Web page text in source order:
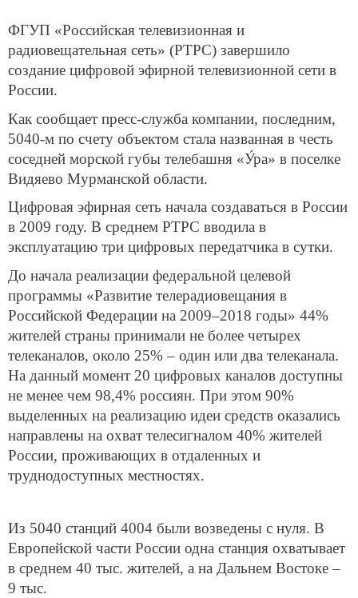
ФГУП «Российская телевизионная и
радиовещательная сеть» (РТРС) завершило
создание цифровой эфирной телевизионной сети в
России.
Как сообщает пресс-служба компании, последним,
5040-м по счету объектом стала названная в честь
соседней морской губы телебашня «У́ра» в поселке
Видяево Мурманской области.
Цифровая эфирная сеть начала создаваться в России
в 2009 году. В среднем РТРС вводила в
эксплуатацию три цифровых передатчика в сутки.
До начала реализации федеральной целевой
программы «Развитие телерадиовещания в
Российской Федерации на 2009–2018 годы» 44%
жителей страны принимали не более четырех
телеканалов, около 25% – один или два телеканала.
На данный момент 20 цифровых каналов доступны
не менее чем 98,4% россиян. При этом 90%
выделенных на реализацию идеи средств оказались
направлены на охват телесигналом 40% жителей
России, проживающих в отдаленных и
труднодоступных местностях.
Из 5040 станций 4004 были возведены с нуля. В
Европейской части России одна станция охватывает
в среднем 40 тыс. жителей, а на Дальнем Востоке –
9 тыс.